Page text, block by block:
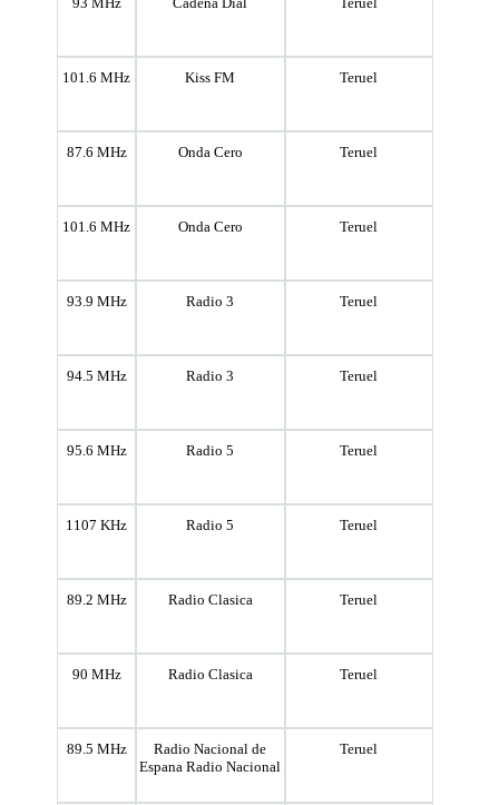
101.6 MHz Kiss FM Teruel
87.6 MHz Onda Cero Teruel
101.6 MHz Onda Cero Teruel
93.9 MHz Radio 3 Teruel
94.5 MHz Radio 3 Teruel
95.6 MHz Radio 5 Teruel
1107 KHz Radio 5 Teruel
89.2 MHz Radio Clasica Teruel
90 MHz Radio Clasica Teruel
89.5 MHz
Radio Nacional de
Espana Radio Nacional
Teruel